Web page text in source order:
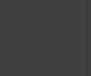
Hiszek a
alapú